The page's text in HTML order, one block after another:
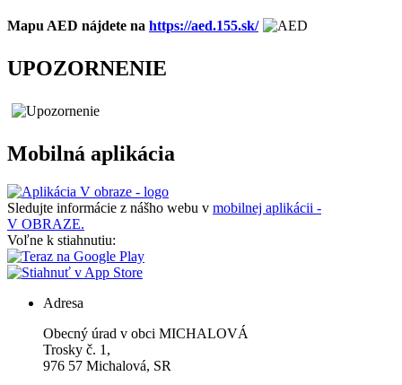
Mapu AED nájdete na https://aed.155.sk/
UPOZORNENIE
Mobilná aplikácia
Sledujte informácie z nášho webu v mobilnej aplikácii -
V OBRAZE.
Voľne k stiahnutiu:
Adresa
Obecný úrad v obci MICHALOVÁ
Trosky č. 1,
976 57 Michalová, SR